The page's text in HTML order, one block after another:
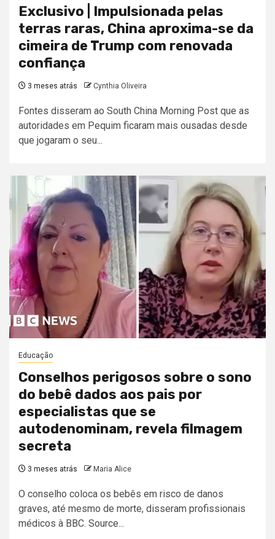
Exclusivo | Impulsionada pelas
terras raras, China aproxima-se da
cimeira de Trump com renovada
confiança
3 meses atrás Cynthia Oliveira
Fontes disseram ao South China Morning Post que as
autoridades em Pequim ficaram mais ousadas desde
que jogaram o seu...
Educação
Conselhos perigosos sobre o sono
do bebê dados aos pais por
especialistas que se
autodenominam, revela filmagem
secreta
3 meses atrás Maria Alice
O conselho coloca os bebês em risco de danos
graves, até mesmo de morte, disseram profissionais
médicos à BBC. Source...